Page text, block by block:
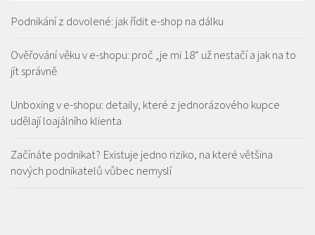
Podnikání z dovolené: jak řídit e-shop na dálku
Ověřování věku v e-shopu: proč „je mi 18“ už nestačí a jak na to
jít správně
Unboxing v e-shopu: detaily, které z jednorázového kupce
udělají loajálního klienta
Začínáte podnikat? Existuje jedno riziko, na které většina
nových podnikatelů vůbec nemyslí